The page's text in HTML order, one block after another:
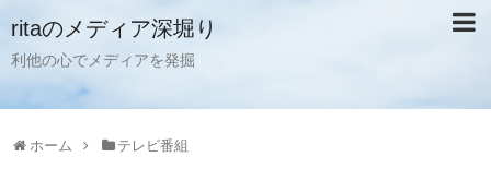
ritaのメディア深堀り
利他の心でメディアを発掘
ホーム テレビ番組